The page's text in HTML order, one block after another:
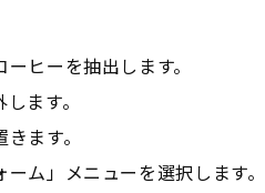
ヒーを抽出します。
ます。
ます。
ム」メニューを選択します。